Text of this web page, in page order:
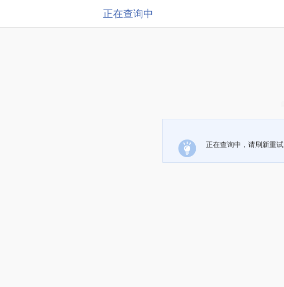
正在查询中
正在查询中，请刷新重试